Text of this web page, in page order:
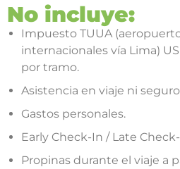
No incluye:
Impuesto TUUA
internacionales vía Lima)
por tramo.
Asistencia en viaje ni
Gastos personales.
Early Check-In / Late
Propinas durante el viaje a